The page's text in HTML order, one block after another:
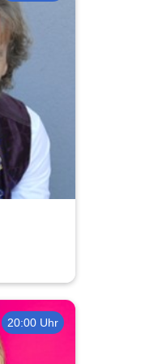
20:00 Uhr